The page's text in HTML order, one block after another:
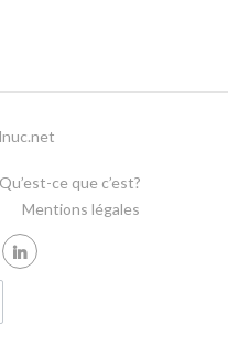
Qu’est-ce que c’est?
Mentions légales